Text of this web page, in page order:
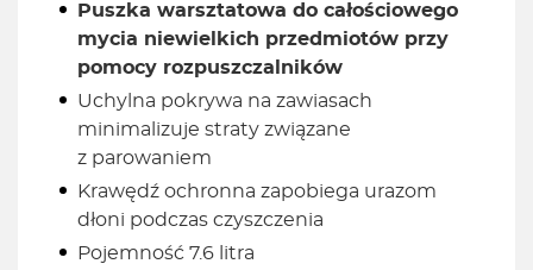
Puszka warsztatowa do całościowego
mycia niewielkich przedmiotów przy
pomocy rozpuszczalników
Uchylna pokrywa na zawiasach
minimalizuje straty związane
z parowaniem
Krawędź ochronna zapobiega urazom
dłoni podczas czyszczenia
Pojemność 7.6 litra